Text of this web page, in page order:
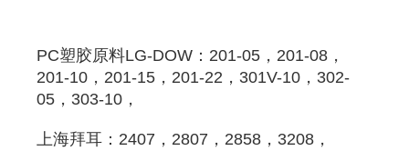
PC塑胶原料LG-DOW：201-05，201-08，
201-10，201-15，201-22，301V-10，302-
05，303-10，
上海拜耳 ：2407，2807，2858，3208，